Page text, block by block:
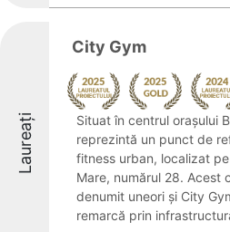
Laureați
City Gym
Situat în centrul orașului
reprezintă un punct de
fitness urban, localizat
Mare, numărul 28. Acest
denumit uneori și City
remarcă prin